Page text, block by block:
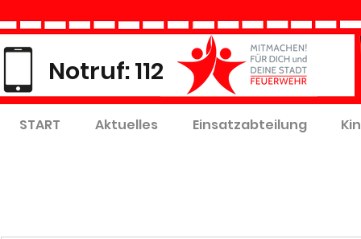
Notruf: 112
START Aktuelles Einsatzabteilung